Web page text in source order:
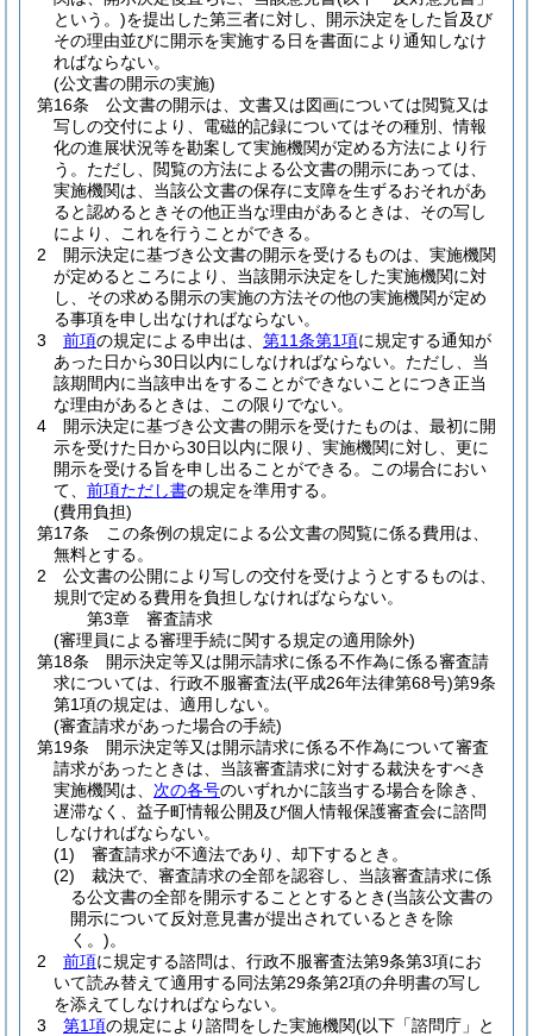
という。)を提出した第三者に対し、開示決定をした旨及び
その理由並びに開示を実施する日を書面により通知しなけ
ればならない。
(公文書の開示の実施)
第16条
公文書の開示は、文書又は図画については閲覧又は
写しの交付により、電磁的記録についてはその種別、情報
化の進展状況等を勘案して実施機関が定める方法により行
う。 ただし、閲覧の方法による公文書の開示にあっては、
実施機関は、当該公文書の保存に支障を生ずるおそれがあ
ると認めるときその他正当な理由があるときは、その写し
により、これを行うことができる。
2
開示決定に基づき公文書の開示を受けるものは、実施機関
が定めるところにより、当該開示決定をした実施機関に対
し、その求める開示の実施の方法その他の実施機関が定め
る事項を申し出なければならない。
3
前項の規定による申出は、 第11条第1項に規定する通知が
あった日から30日以内にしなければならない。 ただし、当
該期間内に当該申出をすることができないことにつき正当
な理由があるときは、この限りでない。
4
開示決定に基づき公文書の開示を受けたものは、最初に開
示を受けた日から30日以内に限り、実施機関に対し、更に
開示を受ける旨を申し出ることができる。
この場合におい
て、 前項ただし書の規定を準用する。
(費用負担)
第17条
この条例の規定による公文書の閲覧に係る費用は、
無料とする。
2
公文書の公開により写しの交付を受けようとするものは、
規則で定める費用を負担しなければならない。
第3章
審査請求
(審理員による審理手続に関する規定の適用除外)
第18条
開示決定等又は開示請求に係る不作為に係る審査請
求については、行政不服審査法(平成26年法律第68号)第9条
第1項の規定は、適用しない。
(審査請求があった場合の手続)
第19条
開示決定等又は開示請求に係る不作為について審査
請求があったときは、当該審査請求に対する裁決をすべき
実施機関は、 次の各号のいずれかに該当する場合を除き、
遅滞なく、益子町情報公開及び個人情報保護審査会に諮問
しなければならない。
(1)
審査請求が不適法であり、却下するとき。
(2)
裁決で、審査請求の全部を認容し、当該審査請求に係
る公文書の全部を開示することとするとき(当該公文書の
開示について反対意見書が提出されているときを除
く。)。
2
前項に規定する諮問は、行政不服審査法第9条第3項にお
いて読み替えて適用する同法第29条第2項の弁明書の写し
を添えてしなければならない。
3
第1項の規定により諮問をした実施機関(以下「諮問庁」と